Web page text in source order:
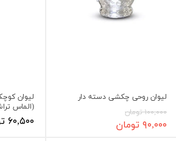
لیوان روحی چکشی دسته دار
۱۰۰,۰۰۰ تومان
۹۰,۰۰۰ تومان
لیوان
(الماس
۶۰,۵۰۰ تومان